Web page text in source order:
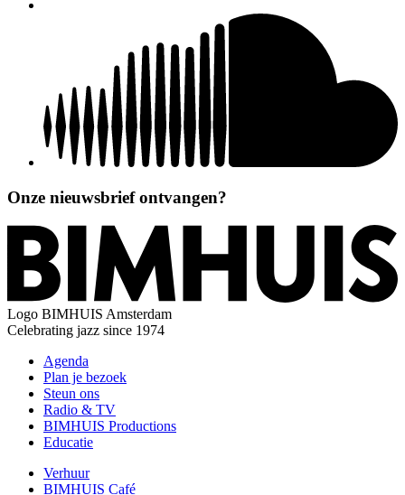
Onze nieuwsbrief ontvangen?
Logo BIMHUIS Amsterdam
Celebrating jazz since 1974
Agenda
Plan je bezoek
Steun ons
Radio & TV
BIMHUIS Productions
Educatie
Verhuur
BIMHUIS Café